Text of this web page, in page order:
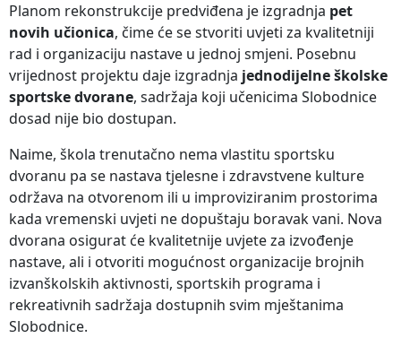
Planom rekonstrukcije predviđena je izgradnja pet
novih učionica, čime će se stvoriti uvjeti za kvalitetniji
rad i organizaciju nastave u jednoj smjeni. Posebnu
vrijednost projektu daje izgradnja jednodijelne školske
sportske dvorane, sadržaja koji učenicima Slobodnice
dosad nije bio dostupan.
Naime, škola trenutačno nema vlastitu sportsku
dvoranu pa se nastava tjelesne i zdravstvene kulture
održava na otvorenom ili u improviziranim prostorima
kada vremenski uvjeti ne dopuštaju boravak vani. Nova
dvorana osigurat će kvalitetnije uvjete za izvođenje
nastave, ali i otvoriti mogućnost organizacije brojnih
izvanškolskih aktivnosti, sportskih programa i
rekreativnih sadržaja dostupnih svim mještanima
Slobodnice.